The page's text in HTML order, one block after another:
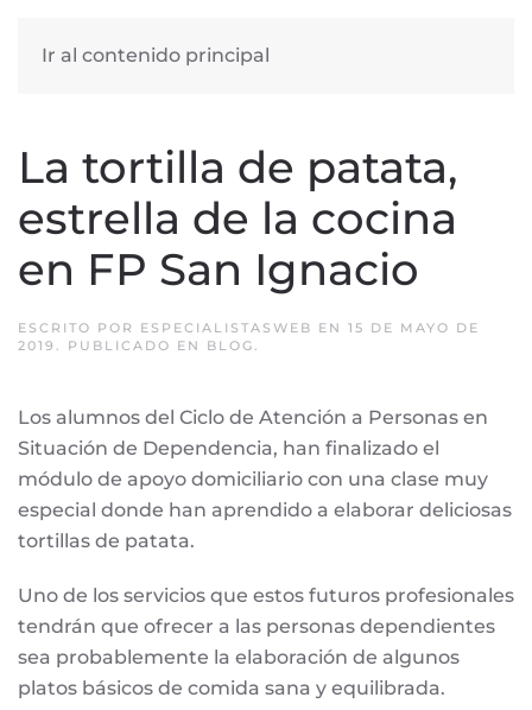
Ir al contenido principal
La tortilla de patata,
estrella de la cocina
en FP San Ignacio
ESCRITO POR ESPECIALISTASWEB EN 15 DE MAYO DE
2019 . PUBLICADO EN BLOG.
Los alumnos del Ciclo de Atención a Personas en
Situación de Dependencia, han finalizado el
módulo de apoyo domiciliario con una clase muy
especial donde han aprendido a elaborar deliciosas
tortillas de patata.
Uno de los servicios que estos futuros profesionales
tendrán que ofrecer a las personas dependientes
sea probablemente la elaboración de algunos
platos básicos de comida sana y equilibrada.